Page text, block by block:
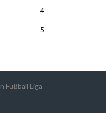
4
5
Fußball Liga